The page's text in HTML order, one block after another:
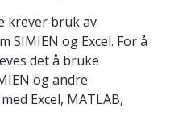
krever bruk av
SIMIEN og Excel. For å
det å bruke
og andre
Excel, MATLAB,